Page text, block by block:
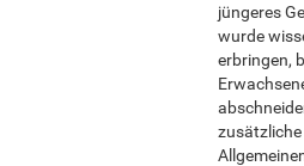
jüngeres
wurde
erbringen,
zusätzliche